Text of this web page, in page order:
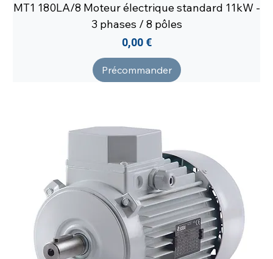
MT1 180LA/8 Moteur électrique standard 11kW -
3 phases / 8 pôles
Prix
0,00 €
Précommander